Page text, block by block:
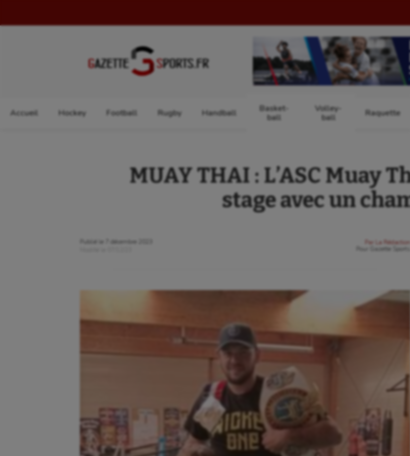
Accueil Hockey Football Rugby Handball
Basket-
ball
Volley-
ball
Raquette
MUAY THAI : L’ASC Muay
stage avec un
Publié le
7 décembre 2023
Par
La Rédaction
Gazette Sports